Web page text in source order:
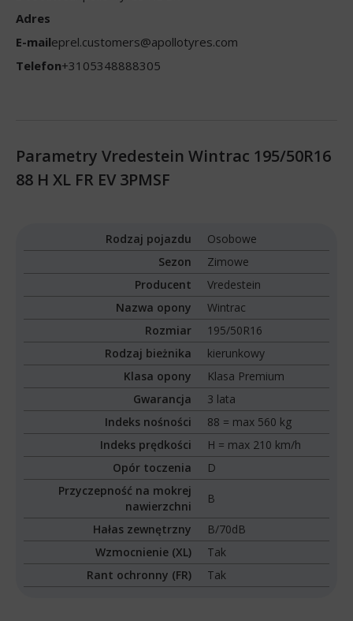
Adres
E-maileprel.customers@apollotyres.com
Telefon+3105348888305
Parametry Vredestein Wintrac 195/50R16
88 H XL FR EV 3PMSF
Rodzaj pojazdu
Osobowe
Sezon
Zimowe
Producent
Vredestein
Nazwa opony
Wintrac
Rozmiar
195/50R16
Rodzaj bieżnika
kierunkowy
Klasa opony
Klasa Premium
Gwarancja
3 lata
Indeks nośności
88 = max 560 kg
Indeks prędkości
H = max 210 km/h
Opór toczenia
D
Przyczepność na mokrej
nawierzchni
B
Hałas zewnętrzny
B/70dB
Wzmocnienie (XL)
Tak
Rant ochronny (FR)
Tak